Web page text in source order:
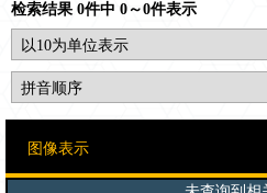
检索结果 0件中 0～0件表示